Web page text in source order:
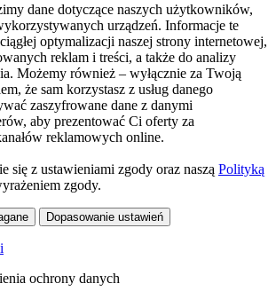
dane dotyczące naszych użytkowników,
urządzeń. Informacje te
optymalizacji naszej strony internetowej,
reklam i treści, a także do analizy
Możemy również – wyłącznie za Twoją
że sam korzystasz z usług danego
zaszyfrowane dane z danymi
aby prezentować Ci oferty za
reklamowych online.
się z ustawieniami zgody oraz naszą Polityką
zgody.
Dopasowanie ustawień
ochrony danych